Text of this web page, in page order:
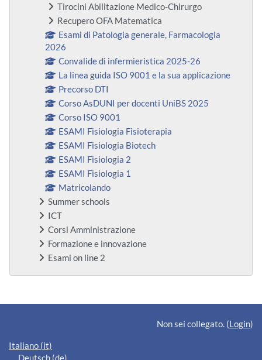
Tirocini Abilitazione Medico-Chirurgo
Recupero OFA Matematica
Esami di Patologia generale, Farmacologia
2026
Convalide di infermieristica 2025-26
La linea guida ISO 9001 e la sua applicazione
Precorso DTI
Corso AsDUNI per docenti UniBS 2025
Corso ISO 9001
ESAMI Fisiologia Fisioterapia
ESAMI Fisiologia Biotech
ESAMI Fisiologia 2
ESAMI Fisiologia 1
Matricolando
Summer schools
ICT
Corsi Amministrazione
Formazione e innovazione
Esami on line 2
Blocchi supplementari
Non sei collegato. (Login)
Italiano ‎(it)‎
Deutsch ‎(de)‎